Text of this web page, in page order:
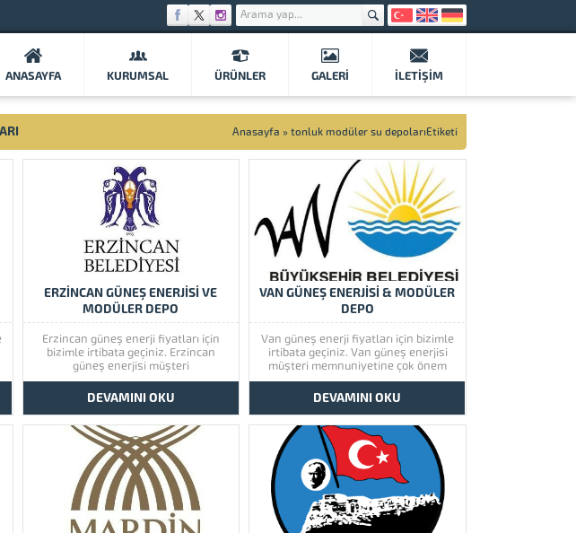
ANASAYFA KURUMSAL ÜRÜNLER GALERI İLETIŞIM
Anasayfa » tonluk modüler su depolarıEtiketi
ERZİNCAN GÜNEŞ ENERJİSİ VE
MODÜLER DEPO
Erzincan güneş enerji fiyatları için
bizimle irtibata geçiniz. Erzincan
güneş enerjisi müşteri
memnuniyetine çok önem
vermektedir. Erzincan güneş
enerjisinin kaliteli ürünlerini görmek
için lütfen ürünlerimize bir göz atınız.
Türkiye’de başta güney doğu olmak
üzere tüm illerimizde hizmet
vermekteyiz. Tüm soru,...
DEVAMINI OKU
VAN GÜNEŞ ENERJİSİ & MODÜLER
DEPO
Van güneş enerji fiyatları için bizimle
irtibata geçiniz. Van güneş enerjisi
müşteri memnuniyetine çok önem
vermektedir. Van güneş enerjisinin
kaliteli ürünlerini görmek için lütfen
ürünlerimize bir göz atınız. Türkiye’de
başta güney doğu olmak üzere tüm
illerimizde hizmet vermekteyiz. Tüm
soru,...
DEVAMINI OKU